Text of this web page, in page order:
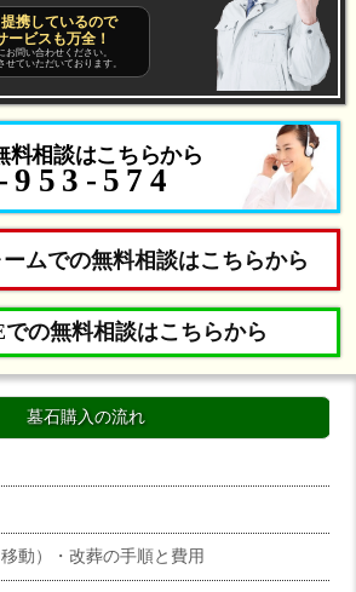
携しているので
ービスも万全！
お問い合わせください。
ていただいております。
料相談はこちらから
953-574
ムでの無料相談はこちらから
の無料相談はこちらから
墓石購入の流れ
動）・改葬の手順と費用